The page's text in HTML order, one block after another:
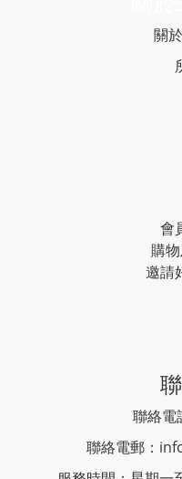
關
會
購
邀請
聯絡電
聯絡電郵：